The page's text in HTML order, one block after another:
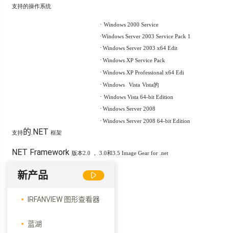
支持的操作系统
· Windows 2000 Service
·Windows Server 2003 Service Pack 1
· Windows Server 2003 x64 Edit
· Windows XP Service Pack
· Windows XP Professional x64 Edi
· Windows Vista Vista的
· Windows Vista 64-bit Edition
· Windows Server 2008
· Windows Server 2008 64-bit Edition
支持的 NET 框架
NET Framework 版本2.0 ， 3.0和3.5 Image Gear for .net
新产品
IRFANVIEW 图形查看器
蓝湖